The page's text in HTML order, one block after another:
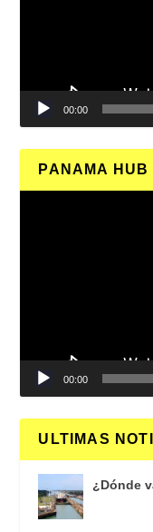
00:00
PANAMA HUB
00:00
ULTIMAS
¿Dónde